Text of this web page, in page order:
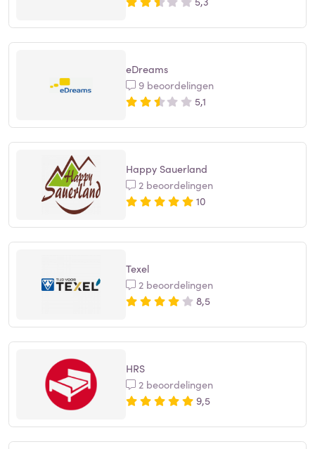
eDreams
9 beoordelingen
5,1
Happy Sauerland
2 beoordelingen
10
Texel
2 beoordelingen
8,5
HRS
2 beoordelingen
9,5